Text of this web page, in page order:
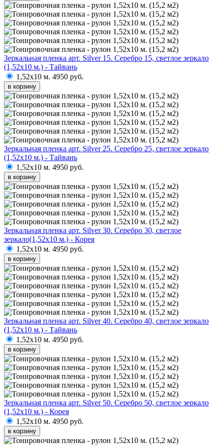
Зеркальная пленка арт. Silver 15. Серебро 15, светлое зеркало
(1,52х10 м.) - Тайвань
1,52х10 м. 4950 руб.
в корзину
Зеркальная пленка арт. Silver 25. Серебро 25, светлое зеркало
(1,52х10 м.) - Тайвань
1,52х10 м. 4950 руб.
в корзину
Зеркальная пленка арт. Silver 30. Серебро 30, светлое
зеркало(1,52х10 м.) - Корея
1,52х10 м. 4950 руб.
в корзину
Зеркальная пленка арт. Silver 40. Серебро 40, светлое зеркало
(1,52х10 м.) - Тайвань
1,52х10 м. 4950 руб.
в корзину
Зеркальная пленка арт. Silver 50. Серебро 50, светлое зеркало
(1,52х10 м.) - Корея
1,52х10 м. 4950 руб.
в корзину